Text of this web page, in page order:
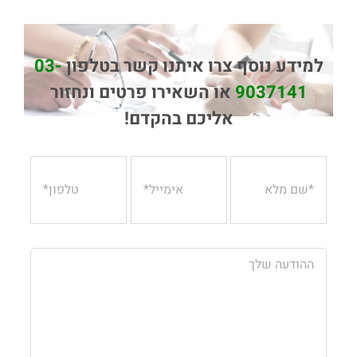
למידע נוסף צרו איתנו קשר בטלפון03-
9037141או השאירו פרטים ונחזור
אליכם בהקדם!